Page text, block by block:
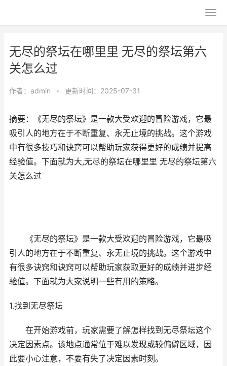
无尽的祭坛在哪里里 无尽的祭坛第六
关怎么过
作者： admin • 更新时间：2025-07-31
摘要：《无尽的祭坛》是一款大受欢迎的冒险游戏，它最
吸引人的地方在于不断重复、永无止境的挑战。这个游戏
中有很多技巧和诀窍可以帮助玩家获得更好的成绩并提高
经验值。下面就为大,无尽的祭坛在哪里里 无尽的祭坛第六
关怎么过
《无尽的祭坛》是一款大受欢迎的冒险游戏，它最吸
引人的地方在于不断重复、永无止境的挑战。这个游戏中
有很多诀窍和诀窍可以帮助玩家获取更好的成绩并进步经
验值。下面就为大家说明一些有用的策略。
1.找到无尽祭坛
在开始游戏前，玩家需要了解怎样找到无尽祭坛这个
决定因素点。该地点通常位于难以发现或较偏僻区域，因
此要小心注意，不要有失了决定因素时刻。